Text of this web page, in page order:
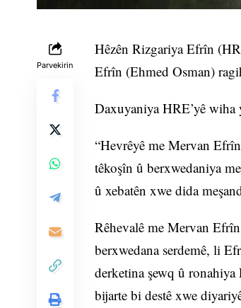
Parvekirin
Hêzên Rizgariya Efrîn
Efrîn (Ehmed Osman)
Daxuyaniya HRE’yê wiha
“Hevrêyê me Mervan
têkoşîn û berxwedaniya
û xebatên xwe dida
Rêhevalê me Mervan
berxwedana serdemê, li
derketina şewq û
bijarte bi destê xwe